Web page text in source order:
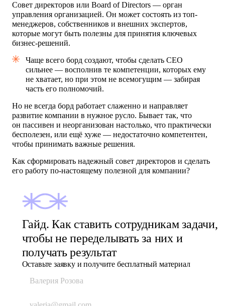
Совет директоров или Board of Directors — орган
управления организацией. Он может состоять из топ-
менеджеров, собственников и внешних экспертов,
которые могут быть полезны для принятия ключевых
бизнес-решений.
Чаще всего борд создают, чтобы сделать СЕО
сильнее — восполнив те компетенции, которых ему
не хватает, но при этом не всемогущим — забирая
часть его полномочий.
Но не всегда борд работает слаженно и направляет
развитие компании в нужное русло. Бывает так, что
он пассивен и неорганизован настолько, что практически
бесполезен, или ещё хуже — недостаточно компетентен,
чтобы принимать важные решения.
Как сформировать надежный совет директоров и сделать
его работу по-настоящему полезной для компании?
Гайд. Как ставить сотрудникам задачи,
чтобы не переделывать за них и
получать результат
Оставьте заявку и получите бесплатный материал